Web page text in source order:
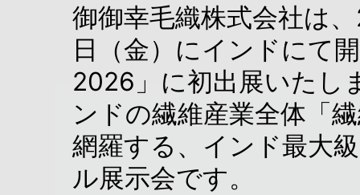
御御幸毛織株式会社は
日（金）にインドにて
2026」に初出展いたし
ンドの繊維産業全体「
網羅する、インド最大
ル展示会です。